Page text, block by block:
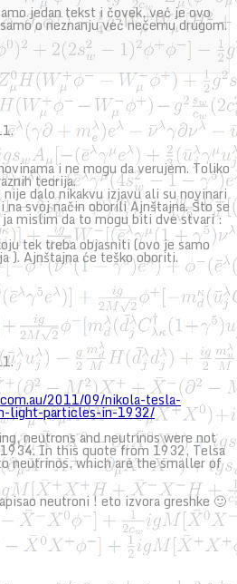
jedan tekst i čovek, već je ovo
o neznanju već nečemu drugom.
i ne mogu da verujem. Toliko
teorija.
dalo nikakvu izjavu ali su novinari
svoj način oborili Ajnštajna. Što se
mislim da to mogu biti dve stvari :
tek treba objasniti (ovo je samo
). Ajnštajna će teško oboriti.
2011/09/nikola-tesla-
light-particles-in-1932/
neutrons and neutrinos were not
In this quote from 1932, Telsa
neutrinos, which are the smaller of
neutroni ! eto izvora greshke 🙂